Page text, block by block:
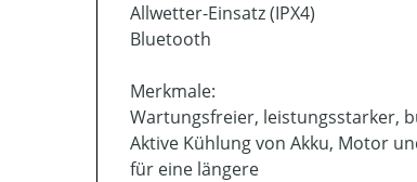
Allwetter-Einsatz (IPX4)
Bluetooth
Merkmale:
Wartungsfreier, leistungsstarker,
Aktive Kühlung von Akku, Motor
für eine längere